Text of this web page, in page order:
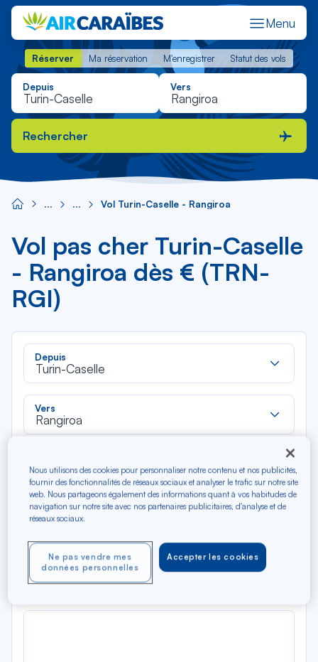
Menu
Réserver Ma réservation M'enregistrer Statut des vols
Réserver Ma réservation M'enregistrer Statut des vols
Depuis Vers
Rechercher
Vol Turin-Caselle - Rangiroa
Vol pas cher Turin-Caselle
- Rangiroa dès € (TRN-
RGI)
Depuis
Turin-Caselle
Vers
Rangiroa
Aller-Retour Aller simple
Filtrer Vider
Précédent
AOÛ 2026
N/A*
Aller / Retour — Économique
Nous utilisons des cookies pour personnaliser notre contenu et nos publicités,
fournir des fonctionnalités de réseaux sociaux et analyser le trafic sur notre site
web. Nous partageons également des informations quant à vos habitudes de
navigation sur notre site avec nos partenaires publicitaires, d'analyse et de
réseaux sociaux.
Accepter les cookies
Ne pas vendre mes
données personnelles